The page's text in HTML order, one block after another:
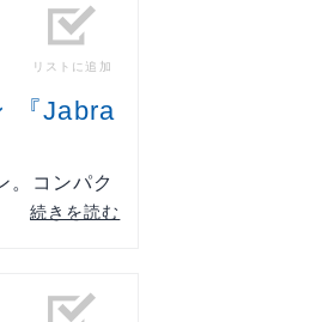
リストに追加
『Jabra
。コンパク
続きを読む